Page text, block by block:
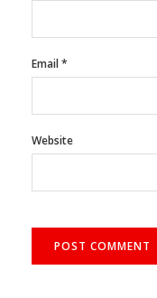
Email*
Website